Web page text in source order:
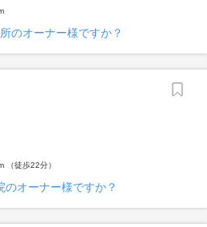
のオーナー様ですか？
（徒歩22分）
のオーナー様ですか？